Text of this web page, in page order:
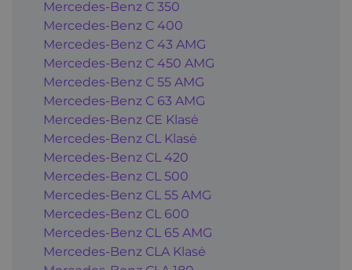
Mercedes-Benz C 350
Mercedes-Benz C 400
Mercedes-Benz C 43 AMG
Mercedes-Benz C 450 AMG
Mercedes-Benz C 55 AMG
Mercedes-Benz C 63 AMG
Mercedes-Benz CE Klasė
Mercedes-Benz CL Klasė
Mercedes-Benz CL 420
Mercedes-Benz CL 500
Mercedes-Benz CL 55 AMG
Mercedes-Benz CL 600
Mercedes-Benz CL 65 AMG
Mercedes-Benz CLA Klasė